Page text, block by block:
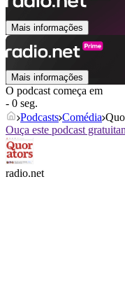
Mais informações
Mais informações
O podcast começa em
- 0 seg.
Podcasts Comédia
Ouça este podcast
radio.net